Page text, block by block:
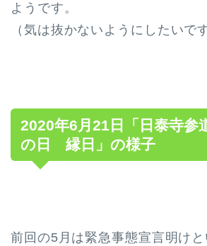
ようです。
（気は抜かないようにしたいで
2020年6月21日「日泰寺
の日 縁日」の様子
前回の5月は緊急事態宣言明け